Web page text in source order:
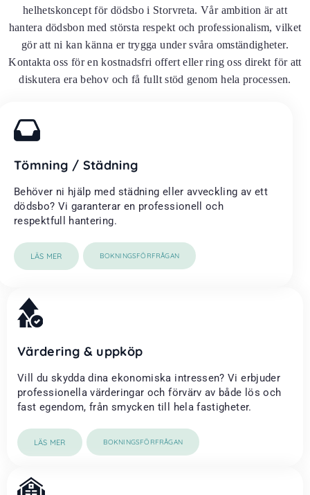
helhetskoncept för dödsbo i Storvreta. Vår ambition är att
hantera dödsbon med största respekt och professionalism, vilket
gör att ni kan känna er trygga under svåra omständigheter.
Kontakta oss för en kostnadsfri offert eller ring oss direkt för att
diskutera era behov och få fullt stöd genom hela processen.
Tömning / Städning
Behöver ni hjälp med städning eller avveckling av ett
dödsbo? Vi garanterar en professionell och
respektfull hantering.
LÄS MER BOKNINGSFÖRFRÅGAN
Värdering & uppköp
Vill du skydda dina ekonomiska intressen? Vi erbjuder
professionella värderingar och förvärv av både lös och
fast egendom, från smycken till hela fastigheter.
LÄS MER BOKNINGSFÖRFRÅGAN